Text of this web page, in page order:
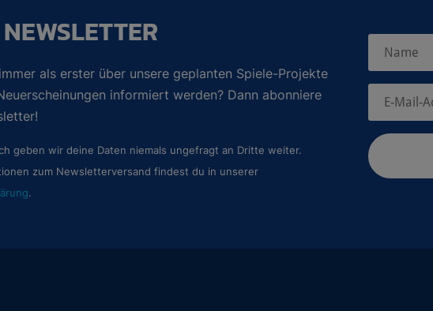
als erster über unsere geplanten Spiele-Projekte
informiert werden? Dann abonniere
geben wir deine Daten niemals ungefragt an Dritte weiter.
zum Newsletterversand findest du in unserer
.